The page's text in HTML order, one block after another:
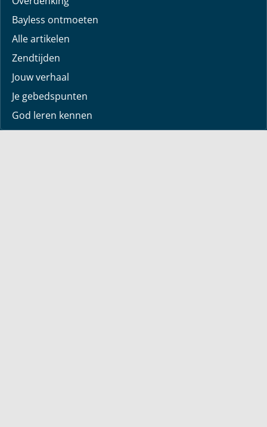
Bayless ontmoeten
Alle artikelen
Zendtijden
Jouw verhaal
Je gebedspunten
God leren kennen
Downloads